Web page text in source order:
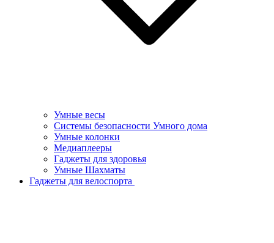
Умные весы
Системы безопасности Умного дома
Умные колонки
Медиаплееры
Гаджеты для здоровья
Умные Шахматы
Гаджеты для велоспорта